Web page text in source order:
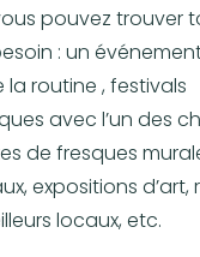
pouvez trouver
: un
la routine , festivals
avec l’un des
de fresques
expositions d’art,
locaux, etc.